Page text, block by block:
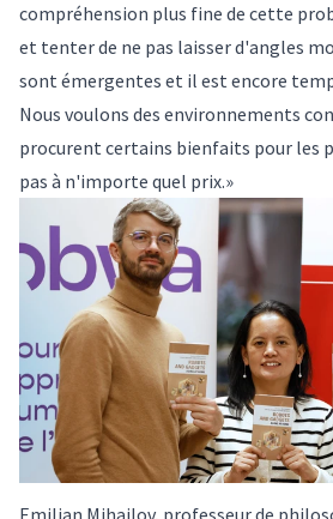
compréhension plus fine de cette
et tenter de ne pas laisser d'angles
sont émergentes et il est encore
Nous voulons des environnements
procurent certains bienfaits pour les
pas à n'importe quel prix.»
Emilian Mihailov, professeur de